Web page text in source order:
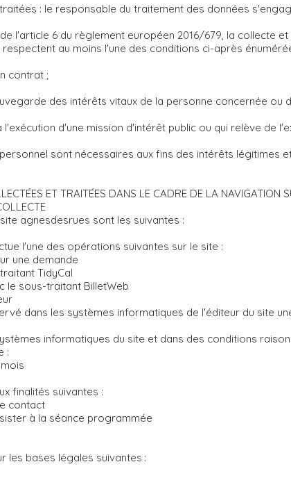
: le responsable du traitement des données
l'article 6 du règlement européen 2016/679, la collecte
au moins l'une des conditions ci-après
contrat ;
des intérêts vitaux de la personne concernée ou
d'une mission d'intérêt public ou qui relève de
sont nécessaires aux fins des intérêts légitimes
ET TRAITÉES DANS LE CADRE DE LA NAVIGATION
agnesdesrues sont les suivantes :
l'une des opérations suivantes sur le site :
une demande
TidyCal
le sous-traitant BilletWeb
dans les systèmes informatiques de l'éditeur du site
informatiques du site et dans des conditions
:
finalités suivantes :
contact
à la séance programmée
les bases légales suivantes :